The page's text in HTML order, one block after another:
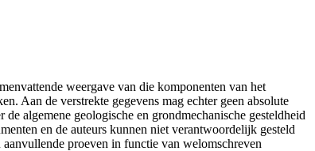
weergave van die komponenten van het
Aan de verstrekte gegevens mag echter geen absolute
algemene geologische en grondmechanische gesteldheid
en de auteurs kunnen niet verantwoordelijk gesteld
proeven in functie van welomschreven